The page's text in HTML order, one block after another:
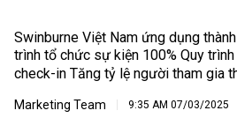
Swinburne Việt Nam ứng dụng
trình tổ chức sự kiện 100% Quy
check-in Tăng tỷ lệ người tham gia
Marketing Team 9:35 AM 07/03/2025